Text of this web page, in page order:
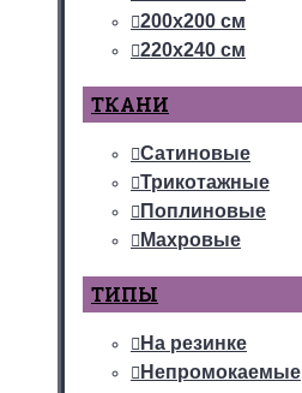
200х200 см
220х240 см
ТКАНИ
Сатиновые
Трикотажные
Поплиновые
Махровые
ТИПЫ
На резинке
Непромокаемые